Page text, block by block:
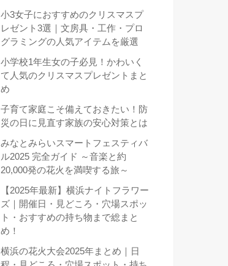
小3女子におすすめのクリスマスプ
レゼント3選｜文房具・工作・プロ
グラミングの人気アイテムを厳選
小学校1年生女の子必見！かわいく
て人気のクリスマスプレゼントまと
め
子育て家庭こそ備えておきたい！防
災の日に見直す家族の安心対策とは
みなとみらいスマートフェスティバ
ル2025 完全ガイド ～音楽と約
20,000発の花火を満喫する旅～
【2025年最新】横浜ナイトフラワー
ズ｜開催日・見どころ・穴場スポッ
ト・おすすめの持ち物まで総まと
め！
横浜の花火大会2025年まとめ｜日